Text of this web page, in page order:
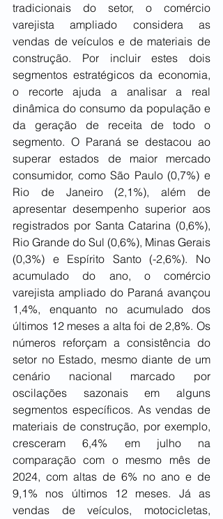
tradicionais do setor, o comércio
varejista ampliado considera as
vendas de veículos e de materiais de
construção. Por incluir estes dois
segmentos estratégicos da economia,
o recorte ajuda a analisar a real
dinâmica do consumo da população e
da geração de receita de todo o
segmento. O Paraná se destacou ao
superar estados de maior mercado
consumidor, como São Paulo (0,7%) e
Rio de Janeiro (2,1%), além de
apresentar desempenho superior aos
registrados por Santa Catarina (0,6%),
Rio Grande do Sul (0,6%), Minas Gerais
(0,3%) e Espírito Santo (-2,6%). No
acumulado do ano, o comércio
varejista ampliado do Paraná avançou
1,4%, enquanto no acumulado dos
últimos 12 meses a alta foi de 2,8%. Os
números reforçam a consistência do
setor no Estado, mesmo diante de um
cenário nacional marcado por
oscilações sazonais em alguns
segmentos específicos. As vendas de
materiais de construção, por exemplo,
cresceram 6,4% em julho na
comparação com o mesmo mês de
2024, com altas de 6% no ano e de
9,1% nos últimos 12 meses. Já as
vendas de veículos, motocicletas,